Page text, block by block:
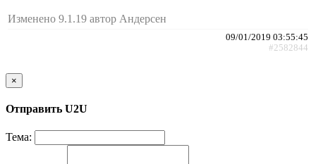
Изменено 9.1.19 автор Андерсен
09/01/2019 03:55:45
#2582844
×
Отправить U2U
Тема: